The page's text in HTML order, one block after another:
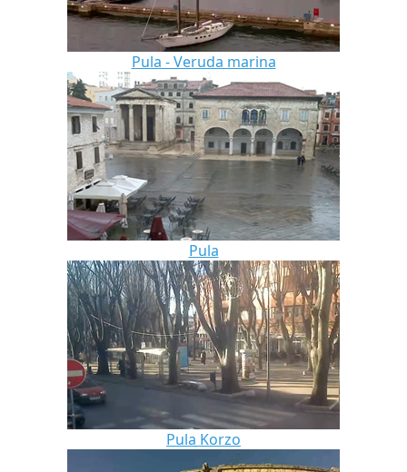
Pula - Veruda marina
Pula
Pula Korzo